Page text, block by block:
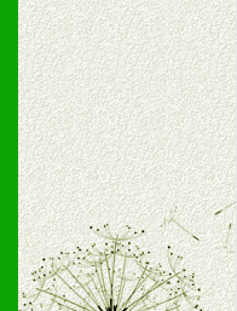
3、我们
时收编销
七、招商
1、认同
2、具备